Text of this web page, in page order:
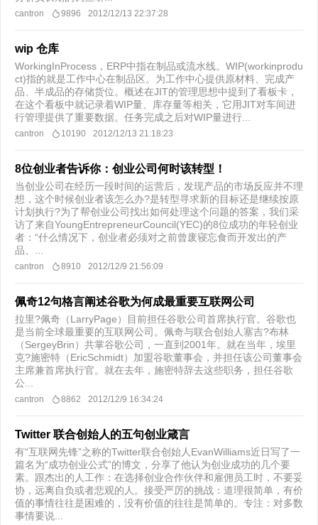
cantron 9896 2012/12/13 22:37:28
wip 仓库
WorkingInProcess，ERP中指在制品或流水线。WIP(workinprodu
ct)指的就是工作中心在制品区。为工作中心提供原材料、完成产
品、半成品的存储货位。概述在JIT的管理思想中提到了看板卡，
在这个看板中就记录着WIP量、库存量等相关，它用JIT对车间进
行管理提供了重要数据。任务完成之后对WIP量进行...
cantron 10190 2012/12/13 21:18:23
8位创业者告诉你：创业公司何时该转型！
当创业公司在经历一段时间的运营后，发现产品的市场反应并不理
想，这个时候创业者该怎么办?是转型寻求新的目标还是继续按原
计划执行?为了帮创业公司找出如何处理这个问题的答案，我们采
访了来自YoungEntrepreneurCouncil(YEC)的8位成功的年轻创业
者：“什么情况下，创业者必须对之前曾废寝忘食而开发出的产
品、...
cantron 8910 2012/12/9 21:56:09
佩奇12句格言阐述谷歌为何成最重要互联网公司
拉里?佩奇（LarryPage）目前担任谷歌公司首席执行官。谷歌也
是当前全球最重要的互联网公司。佩奇与联合创始人塞吉?布林
（SergeyBrin）共掌谷歌公司，一直到2001年。就在当年，埃里
克?施密特（EricSchmidt）加盟谷歌董事会，并担任该公司董事会
主席兼首席执行官。就在去年，施密特辞去这些职务，担任谷歌
公...
cantron 8862 2012/12/9 16:34:24
Twitter 联合创始人的五句创业箴言
有“互联网先锋”之称的Twitter联合创始人EvanWilliams近日写了一
篇名为“成功创业公式”的博文，分享了他认为创业成功的几个要
素。跟杰出的人工作：在选择创业合作伙伴和雇佣员工时，不要妥
协，远离自负或者悲观的人。接受严厉的挑战：道理很简单，有价
值的事情往往是困难的，没有价值的往往是简单的。专注：对多数
事情要说...